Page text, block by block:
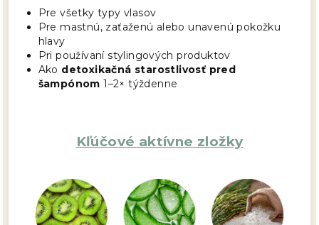
Pre všetky typy vlasov
Pre mastnú, zaťaženú alebo unavenú pokožku
hlavy
Pri používaní stylingových produktov
Ako detoxikačná starostlivosť pred
šampónom 1–2× týždenne
Kľúčové aktívne zložky